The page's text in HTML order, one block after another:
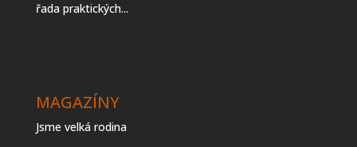
řada praktických...
MAGAZÍNY
Jsme velká rodina